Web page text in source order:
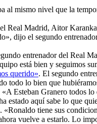
al mismo nivel que la
Real Madrid, Aitor
dijo el segundo
entrenador del Real
está bien y seguimos
querido». El segundo
todo lo bien que
Esteban Granero todos
aquí sabe lo que
tiene sus
vuelve a estarlo. Lo